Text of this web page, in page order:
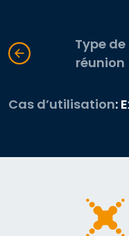
Type de
réunion
Cas d’utilisation: